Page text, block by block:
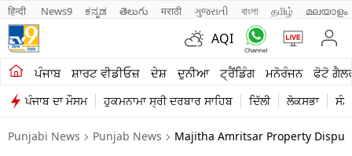
हिन्दी News9 ಕನ್ನಡ తెలుగు मराठी ગુજરાતી বাংলা தமிழ் മലയാളം
AQI
ਪੰਜਾਬ ਸ਼ਾਰਟ ਵੀਡੀਓਜ਼ ਦੇਸ਼ ਦੁਨੀਆ ਟ੍ਰੈਂਡਿੰਗ ਮਨੋਰੰਜਨ ਫੋਟੋ
ਪੰਜਾਬ ਦਾ ਮੌਸਮ ਹੁਕਮਨਾਮਾ ਸ੍ਰੀ ਦਰਬਾਰ ਸਾਹਿਬ ਦਿੱਲੀ ਲੋਕਸਭਾ
ਖੇਤੀਬਾੜੀ
ਸ਼ਾਰਟ ਵੀਡੀਓਜ਼
ਕਾਰੋਬਾਰ
Punjabi News Punjab News Majitha Amritsar Property